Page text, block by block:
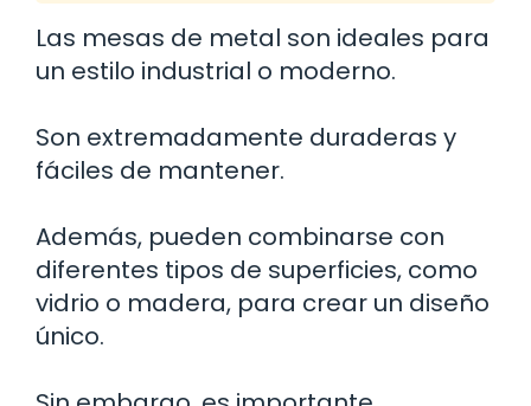
Las mesas de metal son ideales para
un estilo industrial o moderno.
Son extremadamente duraderas y
fáciles de mantener.
Además, pueden combinarse con
diferentes tipos de superficies, como
vidrio o madera, para crear un diseño
único.